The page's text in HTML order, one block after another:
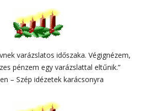
varázslatos időszaka. Végignézem,
pénzem egy varázslattal eltűnik.”
– Szép idézetek karácsonyra